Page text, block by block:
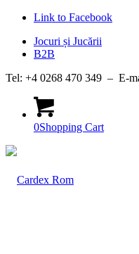
Link to Facebook
Jocuri și Jucării
B2B
Tel: +4 0268 470 349 – E-
0Shopping Cart